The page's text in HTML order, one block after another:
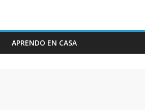
APRENDO EN CASA